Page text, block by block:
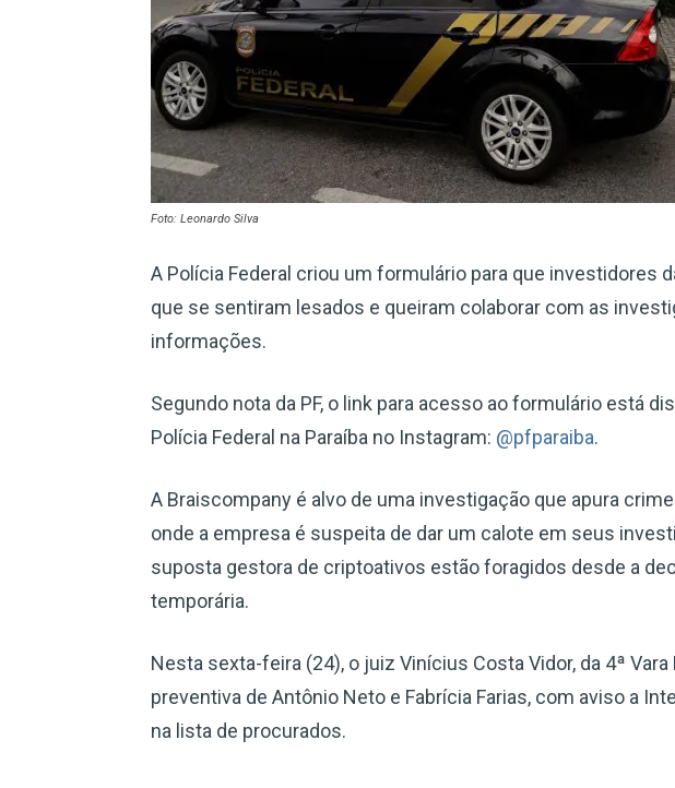
Foto: Leonardo Silva
A Polícia Federal criou um formulário para que investidores
que se sentiram lesados e queiram colaborar com as
informações.
Segundo nota da PF, o link para acesso ao formulário está
Polícia Federal na Paraíba no Instagram: @pfparaiba.
A Braiscompany é alvo de uma investigação que apura
onde a empresa é suspeita de dar um calote em seus
suposta gestora de criptoativos estão foragidos desde a
temporária.
Nesta sexta-feira (24), o juiz Vinícius Costa Vidor, da 4ª
preventiva de Antônio Neto e Fabrícia Farias, com aviso a
na lista de procurados.